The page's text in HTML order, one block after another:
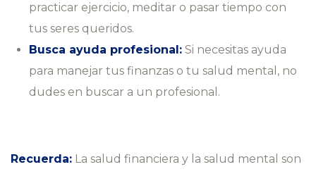
practicar ejercicio, meditar o pasar tiempo con
tus seres queridos.
Busca ayuda profesional:Si necesitas ayuda
para manejar tus finanzas o tu salud mental, no
dudes en buscar a un profesional.
Recuerda: La salud financiera y la salud mental son